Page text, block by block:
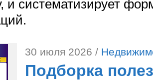
и систематизирует
30 июля 2026 /
Подборка